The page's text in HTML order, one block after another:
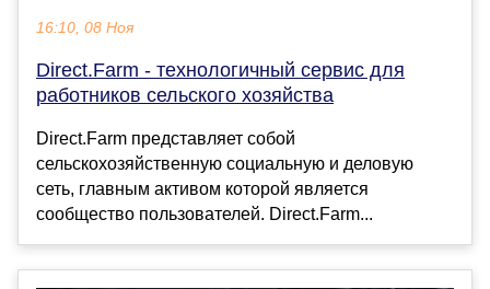
16:10, 08 Ноя
Direct.Farm - технологичный сервис для
работников сельского хозяйства
Direct.Farm представляет собой
сельскохозяйственную социальную и деловую
сеть, главным активом которой является
сообщество пользователей. Direct.Farm...